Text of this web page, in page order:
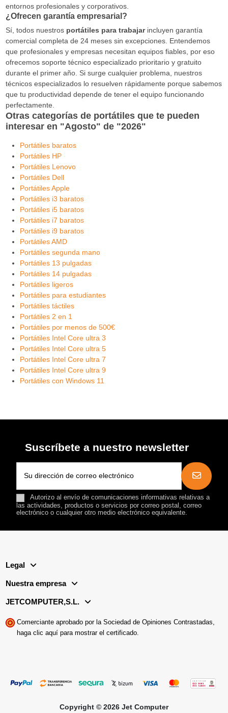
entornos profesionales y corporativos.
¿Ofrecen garantía empresarial?
Sí, todos nuestros portátiles para trabajarincluyen garantía
comercial completa de 24 meses sin excepciones. Entendemos
que profesionales y empresas necesitan equipos fiables, por eso
ofrecemos soporte técnico especializado prioritario y gratuito
durante el primer año. Si surge cualquier problema, nuestros
técnicos especializados lo resuelven rápidamente porque sabemos
que tu productividad depende de tener el equipo funcionando
perfectamente.
Otras categorías de portátiles que te pueden
interesar en "Agosto" de "2026"
Portátiles baratos
Portátiles HP
Portátiles Lenovo
Portátiles Dell
Portátiles Apple
Portátiles i3 baratos
Portátiles i5 baratos
Portátiles i7 baratos
Portátiles i9 baratos
Portátiles AMD
Portátiles segunda mano
Portátiles 13 pulgadas
Portátiles 14 pulgadas
Portátiles ligeros
Portátiles para estudiantes
Portátiles táctiles
Portátiles 2 en 1
Portátiles por menos de 500€
Portátiles Intel Core ultra 3
Portátiles Intel Core ultra 5
Portátiles Intel Core ultra 7
Portátiles Intel Core ultra 9
Portátiles con Windows 11
Suscríbete a nuestro newsletter
Autorizo al envío de comunicaciones informativas relativas a
las actividades, productos o servicios por correo postal, correo
electrónico o cualquier otro medio electrónico equivalente.
Legal
Nuestra empresa
JETCOMPUTER,S.L.
Comerciante aprobado por la Sociedad de Opiniones Contrastadas,
haga clic aquí para mostrar el certificado
Copyright © 2026 Jet Computer